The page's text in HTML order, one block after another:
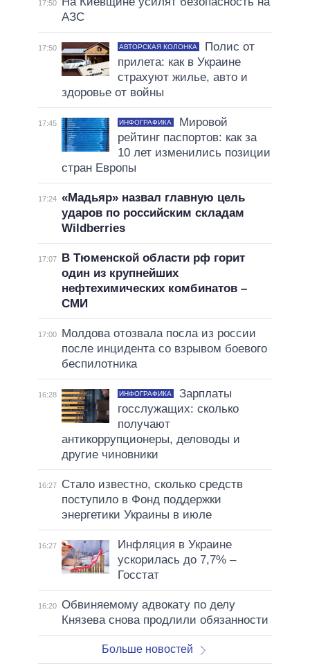
17:50
АЗС
17:50 АВТОРСКАЯ КОЛОНКА
Полис от
прилета: как в Украине
страхуют жилье, авто и
здоровье от войны
17:45 ИНФОГРАФИКА
Мировой
рейтинг паспортов: как за
10 лет изменились позиции
стран Европы
17:24 «Мадьяр» назвал главную цель
ударов по российским складам
Wildberries
17:07
В Тюменской области рф горит
один из крупнейших
нефтехимических комбинатов –
СМИ
17:00
Молдова отозвала посла из россии
после инцидента со взрывом боевого
беспилотника
16:28 ИНФОГРАФИКА
Зарплаты
госслужащих: сколько
получают
антикоррупционеры, деловоды и
другие чиновники
16:27
Стало известно, сколько средств
поступило в Фонд поддержки
энергетики Украины в июле
16:27
Инфляция в Украине
ускорилась до 7,7% –
Госстат
16:20 Обвиняемому адвокату по делу
Князева снова продлили обязанности
Больше новостей